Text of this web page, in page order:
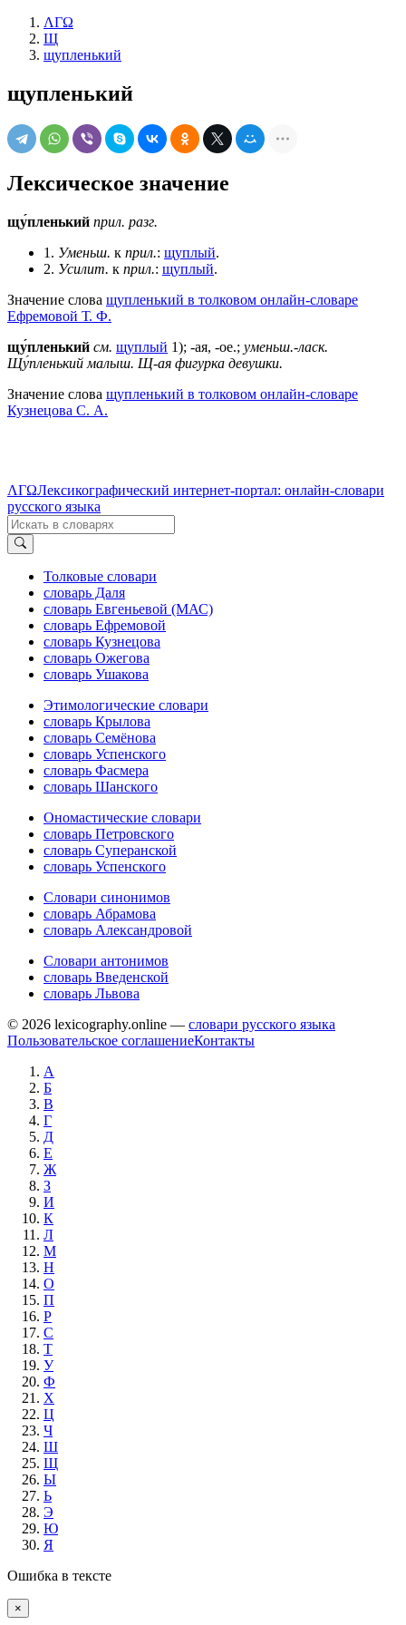
ΛΓΩ
Щ
щупленький
щупленький
Лексическое значение
щу́пленький прил. разг.
1. Уменьш. к прил.: щуплый.
2. Усилит. к прил.: щуплый.
Значение слова щупленький в толковом онлайн-словаре
Ефремовой Т. Ф.
щу́пленький см. щуплый 1); -ая, -ое.; уменьш.-ласк.
Щу́пленький малыш. Щ-ая фигурка девушки.
Значение слова щупленький в толковом онлайн-словаре
Кузнецова С. А.
ΛΓΩЛексикографический интернет-портал: онлайн-словари
русского языка
Толковые словари
словарь Даля
словарь Евгеньевой (МАС)
словарь Ефремовой
словарь Кузнецова
словарь Ожегова
словарь Ушакова
Этимологические словари
словарь Крылова
словарь Семёнова
словарь Успенского
словарь Фасмера
словарь Шанского
Ономастические словари
словарь Петровского
словарь Суперанской
словарь Успенского
Словари синонимов
словарь Абрамова
словарь Александровой
Словари антонимов
словарь Введенской
словарь Львова
© 2026 lexicography.online — словари русского языка
Пользовательское соглашениеКонтакты
А
Б
В
Г
Д
Е
Ж
З
И
К
Л
М
Н
О
П
Р
С
Т
У
Ф
Х
Ц
Ч
Ш
Щ
Ы
Ь
Э
Ю
Я
Ошибка в тексте
×